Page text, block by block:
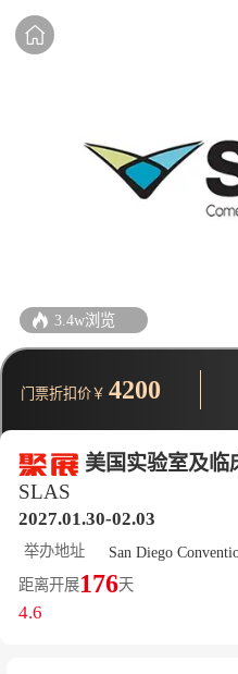
美国实验室及临
SLAS
2027.01.30-02.03
举办地址
San Diego
距离开展176天
4.6
3.4w浏览
门票折扣价￥ 4200